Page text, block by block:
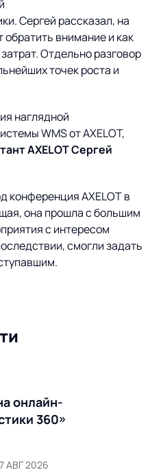
Сергей рассказал, на
внимание и как
Отдельно разговор
точек роста и
наглядной
WMS от AXELOT,
AXELOT Сергей
конференция AXELOT в
она прошла с большим
с интересом
смогли задать
онлайн-
360»
7 АВГ 2026